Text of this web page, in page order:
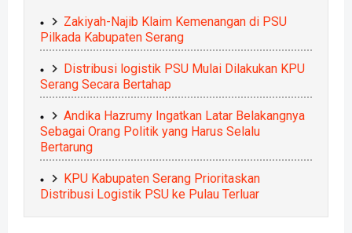
Zakiyah-Najib Klaim Kemenangan di PSU
Pilkada Kabupaten Serang
Distribusi logistik PSU Mulai Dilakukan KPU
Serang Secara Bertahap
Andika Hazrumy Ingatkan Latar Belakangnya
Sebagai Orang Politik yang Harus Selalu
Bertarung
KPU Kabupaten Serang Prioritaskan
Distribusi Logistik PSU ke Pulau Terluar